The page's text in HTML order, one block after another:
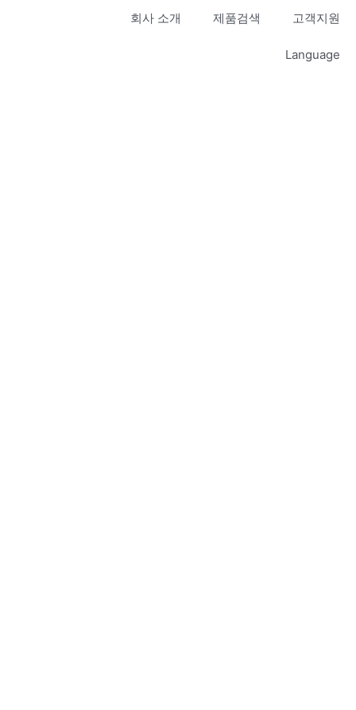
회사 소개 제품검색 고객지원
Language